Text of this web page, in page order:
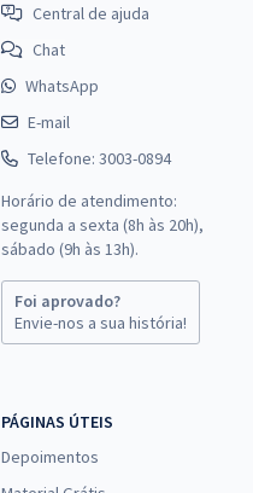
Central de ajuda
Chat
WhatsApp
E-mail
Telefone: 3003-0894
Horário de atendimento:
segunda a sexta (8h às 20h),
sábado (9h às 13h).
Foi aprovado?
Envie-nos a sua história!
PÁGINAS ÚTEIS
Depoimentos